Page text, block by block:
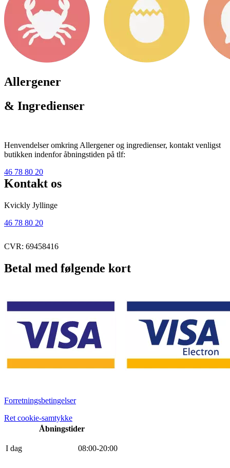
Allergener
& Ingredienser
Henvendelser omkring Allergener og ingredienser, kontakt venligst
butikken indenfor åbningstiden på tlf:
46 78 80 20
Kontakt os
Kvickly Jyllinge
46 78 80 20
CVR: 69458416
Betal med følgende kort
Forretningsbetingelser
Ret cookie-samtykke
Åbningstider
I dag 08:00-20:00